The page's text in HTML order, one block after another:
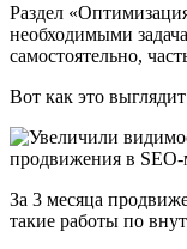
Раздел
необходимыми
самостоятельно,
Вот как это
За 3 месяца
такие работы по